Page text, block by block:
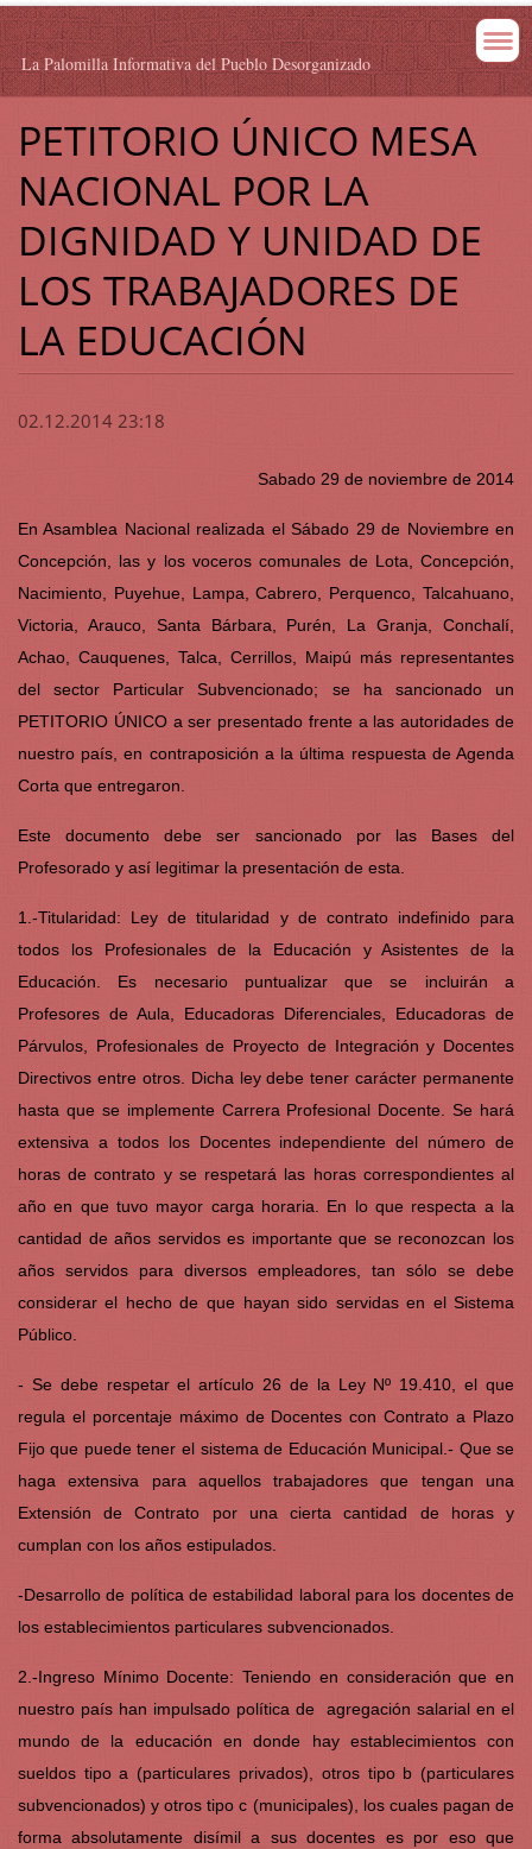
La Palomilla Informativa del Pueblo Desorganizado
PETITORIO ÚNICO MESA
NACIONAL POR LA
DIGNIDAD Y UNIDAD DE
LOS TRABAJADORES DE
LA EDUCACIÓN
02.12.2014 23:18
Sabado 29 de noviembre de 2014
En Asamblea Nacional realizada el Sábado 29 de Noviembre en
Concepción, las y los voceros comunales de Lota, Concepción,
Nacimiento, Puyehue, Lampa, Cabrero, Perquenco, Talcahuano,
Victoria, Arauco, Santa Bárbara, Purén, La Granja, Conchalí,
Achao, Cauquenes, Talca, Cerrillos, Maipú más representantes
del sector Particular Subvencionado; se ha sancionado un
PETITORIO ÚNICO a ser presentado frente a las autoridades de
nuestro país, en contraposición a la última respuesta de Agenda
Corta que entregaron.
Este documento debe ser sancionado por las Bases del
Profesorado y así legitimar la presentación de esta.
1.-Titularidad: Ley de titularidad y de contrato indefinido para
todos los Profesionales de la Educación y Asistentes de la
Educación. Es necesario puntualizar que se incluirán a
Profesores de Aula, Educadoras Diferenciales, Educadoras de
Párvulos, Profesionales de Proyecto de Integración y Docentes
Directivos entre otros. Dicha ley debe tener carácter permanente
hasta que se implemente Carrera Profesional Docente. Se hará
extensiva a todos los Docentes independiente del número de
horas de contrato y se respetará las horas correspondientes al
año en que tuvo mayor carga horaria. En lo que respecta a la
cantidad de años servidos es importante que se reconozcan los
años servidos para diversos empleadores, tan sólo se debe
considerar el hecho de que hayan sido servidas en el Sistema
Público.
- Se debe respetar el artículo 26 de la Ley Nº 19.410, el que
regula el porcentaje máximo de Docentes con Contrato a Plazo
Fijo que puede tener el sistema de Educación Municipal.- Que se
haga extensiva para aquellos trabajadores que tengan una
Extensión de Contrato por una cierta cantidad de horas y
cumplan con los años estipulados.
-Desarrollo de política de estabilidad laboral para los docentes de
los establecimientos particulares subvencionados.
2.-Ingreso Mínimo Docente: Teniendo en consideración que en
nuestro país han impulsado política de agregación salarial en el
mundo de la educación en donde hay establecimientos con
sueldos tipo a (particulares privados), otros tipo b (particulares
subvencionados) y otros tipo c (municipales), los cuales pagan de
forma absolutamente disímil a sus docentes es por eso que